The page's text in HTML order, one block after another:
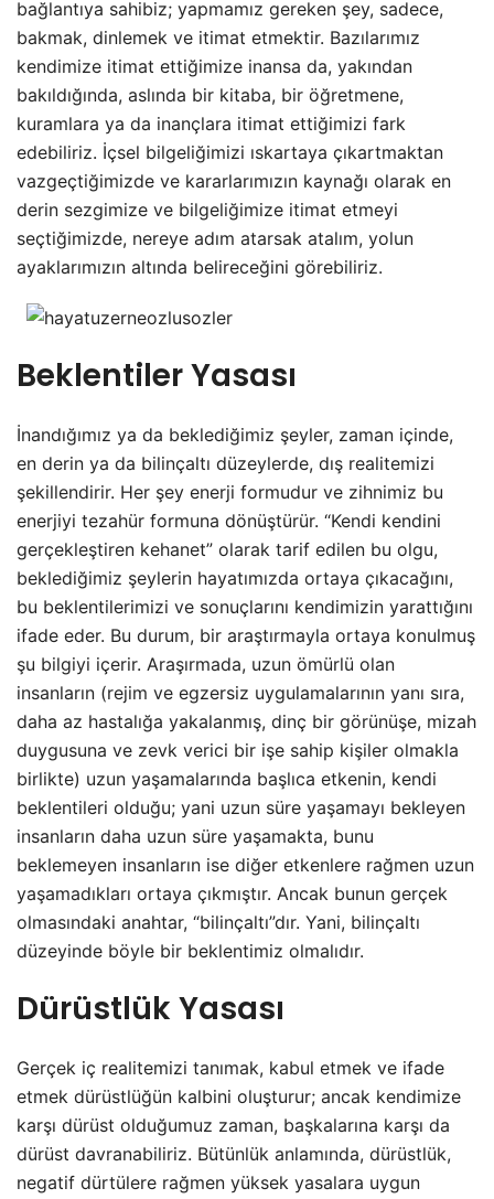
bağlantıya sahibiz; yapmamız gereken şey, sadece,
bakmak, dinlemek ve itimat etmektir. Bazılarımız
kendimize itimat ettiğimize inansa da, yakından
bakıldığında, aslında bir kitaba, bir öğretmene,
kuramlara ya da inançlara itimat ettiğimizi fark
edebiliriz. İçsel bilgeliğimizi ıskartaya çıkartmaktan
vazgeçtiğimizde ve kararlarımızın kaynağı olarak en
derin sezgimize ve bilgeliğimize itimat etmeyi
seçtiğimizde, nereye adım atarsak atalım, yolun
ayaklarımızın altında belireceğini görebiliriz.
Beklentiler Yasası
İnandığımız ya da beklediğimiz şeyler, zaman içinde,
en derin ya da bilinçaltı düzeylerde, dış realitemizi
şekillendirir. Her şey enerji formudur ve zihnimiz bu
enerjiyi tezahür formuna dönüştürür. “Kendi kendini
gerçekleştiren kehanet” olarak tarif edilen bu olgu,
beklediğimiz şeylerin hayatımızda ortaya çıkacağını,
bu beklentilerimizi ve sonuçlarını kendimizin yarattığını
ifade eder. Bu durum, bir araştırmayla ortaya konulmuş
şu bilgiyi içerir. Araşırmada, uzun ömürlü olan
insanların (rejim ve egzersiz uygulamalarının yanı sıra,
daha az hastalığa yakalanmış, dinç bir görünüşe, mizah
duygusuna ve zevk verici bir işe sahip kişiler olmakla
birlikte) uzun yaşamalarında başlıca etkenin, kendi
beklentileri olduğu; yani uzun süre yaşamayı bekleyen
insanların daha uzun süre yaşamakta, bunu
beklemeyen insanların ise diğer etkenlere rağmen uzun
yaşamadıkları ortaya çıkmıştır. Ancak bunun gerçek
olmasındaki anahtar, “bilinçaltı”dır. Yani, bilinçaltı
düzeyinde böyle bir beklentimiz olmalıdır.
Dürüstlük Yasası
Gerçek iç realitemizi tanımak, kabul etmek ve ifade
etmek dürüstlüğün kalbini oluşturur; ancak kendimize
karşı dürüst olduğumuz zaman, başkalarına karşı da
dürüst davranabiliriz. Bütünlük anlamında, dürüstlük,
negatif dürtülere rağmen yüksek yasalara uygun